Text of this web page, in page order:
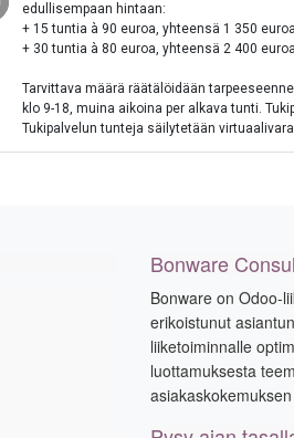
edullisempaan hintaan:
+ 15 tuntia à 90 euroa, yhteensä 1 350
+ 30 tuntia à 80 euroa, yhteensä 2 400
Tarvittava määrä räätälöidään
klo 9-18, muina aikoina per alkava tunti.
Tukipalvelun tunteja säilytetään
Bonware
Bonware on Odoo-
erikoistunut
liiketoiminnalle
luottamuksesta